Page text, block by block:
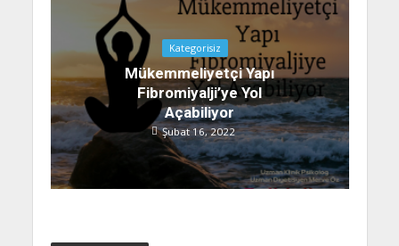
Kategorisiz
Mükemmeliyetçi Yapı
Fibromiyalji’ye Yol
Açabiliyor
Şubat 16, 2022